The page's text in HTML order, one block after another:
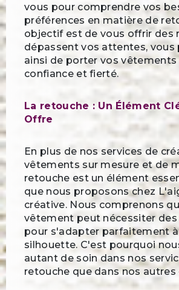
vous pour comprendre vos
préférences en matière de
objectif est de vous offrir des
dépassent vos attentes,
ainsi de porter vos vêtements
confiance et fierté.
La retouche : Un Élément
Offre
En plus de nos services de
vêtements sur mesure et de
retouche est un élément
que nous proposons chez
créative. Nous comprenons
vêtement peut nécessiter
pour s'adapter parfaitement
silhouette. C'est pourquoi
autant de soin dans nos
retouche que dans nos autres